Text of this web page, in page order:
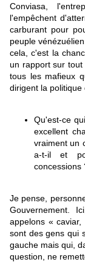
Conviasa,
l'empêchent
carburant pour
peuple
cela, c'est la
un rapport sur tout
tous les mafieux
dirigent la politique
Qu'est-ce
excellent
vraiment un
a-t-il et
concessions
Je pense,
Gouvernement.
appelons «
sont des gens qui
gauche mais qui,
question, ne